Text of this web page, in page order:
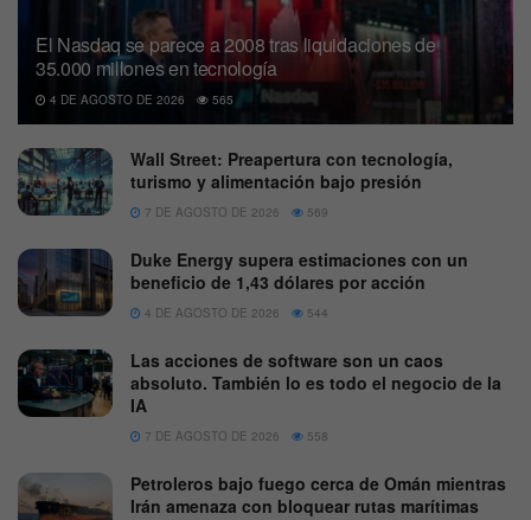
El Nasdaq se parece a 2008 tras liquidaciones de
35.000 millones en tecnología
4 DE AGOSTO DE 2026 565
Wall Street: Preapertura con tecnología,
turismo y alimentación bajo presión
7 DE AGOSTO DE 2026 569
Duke Energy supera estimaciones con un
beneficio de 1,43 dólares por acción
4 DE AGOSTO DE 2026 544
Las acciones de software son un caos
absoluto. También lo es todo el negocio de la
IA
7 DE AGOSTO DE 2026 558
Petroleros bajo fuego cerca de Omán mientras
Irán amenaza con bloquear rutas marítimas